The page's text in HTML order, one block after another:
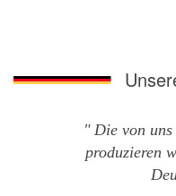
Die von uns
produzieren